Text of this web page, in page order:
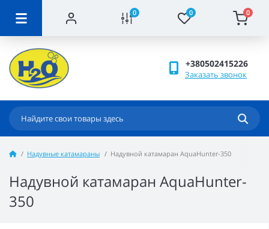
0 0 0
+380502415226
Заказать звонок
Надувные катамараны Надувной катамаран AquaHunter-350
Надувной катамаран AquaHunter-
350